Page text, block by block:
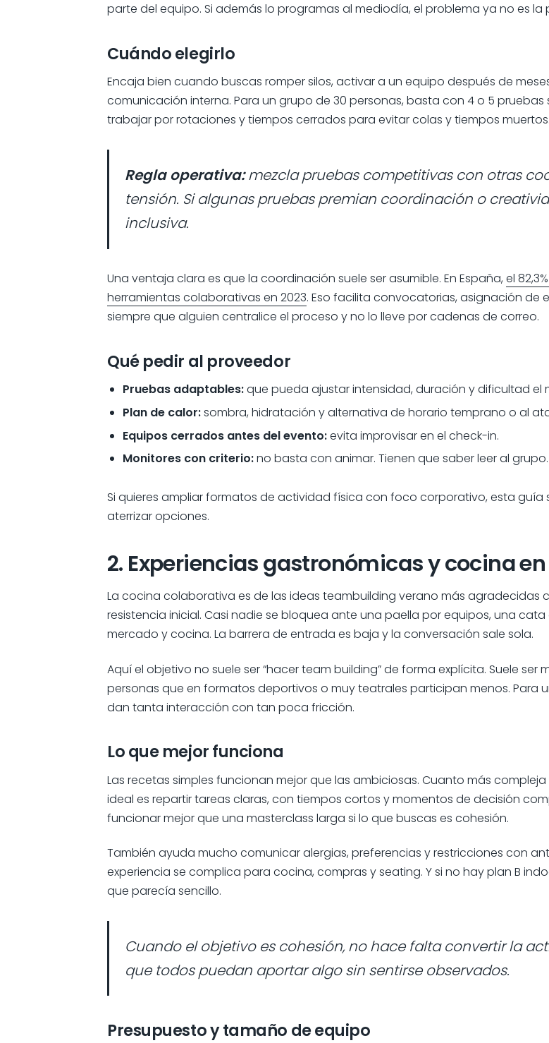
parte del equipo. Si además lo programas al mediodía, el problema ya no es
Cuándo elegirlo
Encaja bien cuando buscas romper silos, activar a un equipo después de
comunicación interna. Para un grupo de 30 personas, basta con 4 o 5
trabajar por rotaciones y tiempos cerrados para evitar colas y tiempos muertos.
Regla operativa:mezcla pruebas competitivas con otras
tensión. Si algunas pruebas premian coordinación o
inclusiva.
Una ventaja clara es que la coordinación suele ser asumible. En España, el
herramientas colaborativas en 2023. Eso facilita convocatorias, asignación de
siempre que alguien centralice el proceso y no lo lleve por cadenas de correo.
Qué pedir al proveedor
Pruebas adaptables:que pueda ajustar intensidad, duración y dificultad el
Plan de calor:sombra, hidratación y alternativa de horario temprano o al
Equipos cerrados antes del evento:evita improvisar en el check-in.
Monitores con criterio:no basta con animar. Tienen que saber leer al grupo.
Si quieres ampliar formatos de actividad física con foco corporativo, esta guía
aterrizar opciones.
2. Experiencias gastronómicas y cocina
La cocina colaborativa es de las ideas teambuilding verano más
resistencia inicial. Casi nadie se bloquea ante una paella por equipos, una
mercado y cocina. La barrera de entrada es baja y la conversación sale sola.
Aquí el objetivo no suele ser “hacer team building” de forma explícita. Suele
personas que en formatos deportivos o muy teatrales participan menos. Para
dan tanta interacción con tan poca fricción.
Lo que mejor funciona
Las recetas simples funcionan mejor que las ambiciosas. Cuanto más
ideal es repartir tareas claras, con tiempos cortos y momentos de decisión
funcionar mejor que una masterclass larga si lo que buscas es cohesión.
También ayuda mucho comunicar alergias, preferencias y restricciones con
experiencia se complica para cocina, compras y seating. Y si no hay plan B
que parecía sencillo.
Cuando el objetivo es cohesión, no hace falta convertir la
que todos puedan aportar algo sin sentirse observados.
Presupuesto y tamaño de equipo